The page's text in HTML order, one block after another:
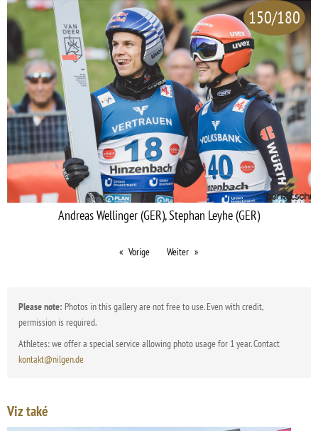
150/180
Andreas Wellinger (GER), Stephan Leyhe (GER)
Vorige Weiter
Please note: Photos in this gallery are not free to use. Even with credit,
permission is required.
Athletes: we offer a special service allowing photo usage for 1 year. Contact
kontakt@nilgen.de
Viz také